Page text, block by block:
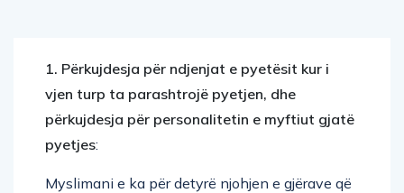
1. Përkujdesja për ndjenjat e pyetësit kur i
vjen turp ta parashtrojë pyetjen, dhe
përkujdesja për personalitetin e myftiut gjatë
pyetjes:
Myslimani e ka për detyrë njohjen e gjërave që